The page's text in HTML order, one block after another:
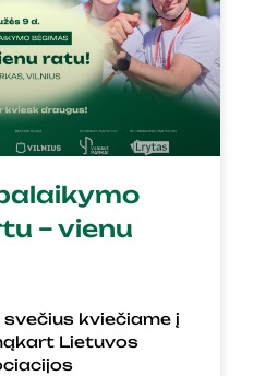
– vienu
kviečiame į
Lietuvos